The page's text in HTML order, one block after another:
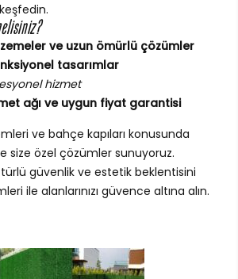
ve uzun ömürlü çözümler
tasarımlar
hizmet
ağı ve uygun fiyat garantisi
ve bahçe kapıları konusunda
size özel çözümler sunuyoruz.
türlü güvenlik ve estetik beklentisini
ile alanlarınızı güvence altına alın.